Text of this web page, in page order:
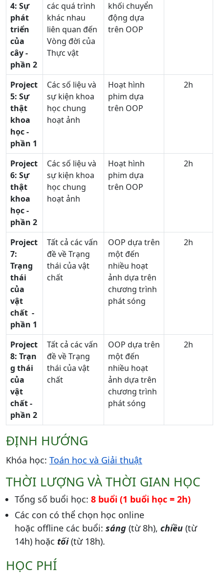
4: Sự
phát
triển
của
cây -
phần 2
các quá trình
khác nhau
liên quan đến
Vòng đời của
Thực vật
khối chuyển
động dựa
trên OOP
Project
5: Sự
thật
khoa
học -
phần 1
Các số liệu và
sự kiện khoa
học chung
hoạt ảnh
Hoạt hình
phim dựa
trên OOP
2h
Project
6: Sự
thật
khoa
học -
phần 2
Các số liệu và
sự kiện khoa
học chung
hoạt ảnh
Hoạt hình
phim dựa
trên OOP
2h
Project
7:
Trạng
thái
của
vật
chất -
phần 1
Tất cả các vấn
đề về Trạng
thái của vật
chất
OOP dựa trên
một đến
nhiều hoạt
ảnh dựa trên
chương trình
phát sóng
2h
Project
8: Trạn
g thái
của
vật
chất-
phần 2
Tất cả các vấn
đề về Trạng
thái của vật
chất
OOP dựa trên
một đến
nhiều hoạt
ảnh dựa trên
chương trình
phát sóng
2h
ĐỊNH HƯỚNG
Khóa học: Toán học và Giải thuật
THỜI LƯỢNG VÀ THỜI GIAN HỌC
Tổng số buổi học:8 buổi (1 buổi học = 2h)
Các con có thể chọn học online
hoặc offline các buổi:sáng (từ 8h),chiều (từ
14h) hoặc tối(từ 18h).
HỌC PHÍ